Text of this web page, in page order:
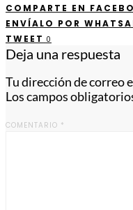
COMPARTE EN
ENVÍALO POR
TWEET 0
Deja una respuesta
Tu dirección de correo
Los campos
COMENTARIO *